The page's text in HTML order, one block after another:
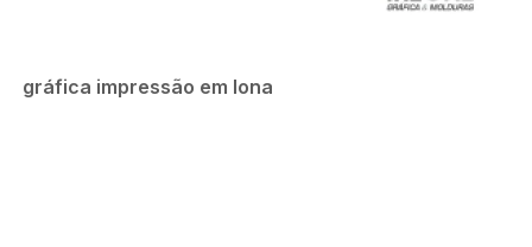
gráfica impressão em lona